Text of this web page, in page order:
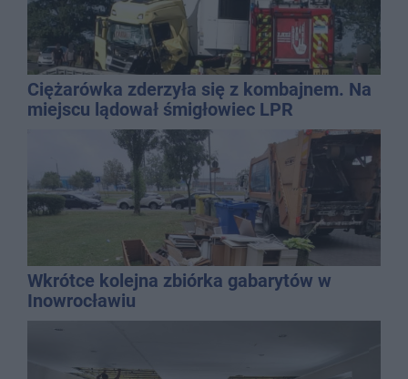
Ciężarówka zderzyła się z kombajnem. Na
miejscu lądował śmigłowiec LPR
Wkrótce kolejna zbiórka gabarytów w
Inowrocławiu